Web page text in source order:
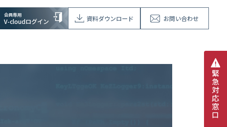
会員専用
V-cloudログイン 資料ダウンロード お問い合わせ
緊
急
対
応
窓
口